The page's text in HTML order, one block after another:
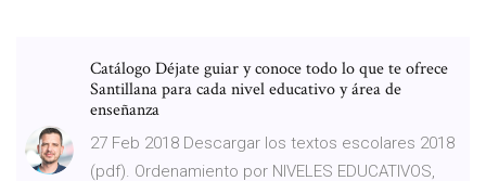
Catálogo Déjate guiar y conoce todo lo que te ofrece
Santillana para cada nivel educativo y área de
enseñanza
27 Feb 2018 Descargar los textos escolares 2018
(pdf). Ordenamiento por NIVELES EDUCATIVOS,